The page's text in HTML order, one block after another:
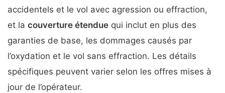
accidentels et le vol avec agression ou effraction,
et la couverture étendue qui inclut en plus des
garanties de base, les dommages causés par
l’oxydation et le vol sans effraction. Les détails
spécifiques peuvent varier selon les offres mises à
jour de l’opérateur.